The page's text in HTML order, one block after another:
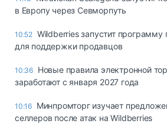
в Европу через Севморпуть
10:52 Wildberries запустит программу
для поддержки продавцов
10:36 Новые правила электронной
заработают с января 2027 года
10:16 Минпромторг изучает
селлеров после атак на Wildberries